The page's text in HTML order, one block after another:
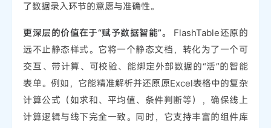
了数据录入环节的意愿与准确性。
更深层的价值在于“赋予数据智能”。
FlashTable还原的
远不止静态样式。它将一个静态文档，转化为了一个可
交互、带计算、可校验、能绑定外部数据的“活”的智能
表单。例如，它能精准解析并还原原Excel表格中的复杂
计算公式（如求和、平均值、条件判断等），确保线上
计算逻辑与线下完全一致。同时，它支持丰富的组件库